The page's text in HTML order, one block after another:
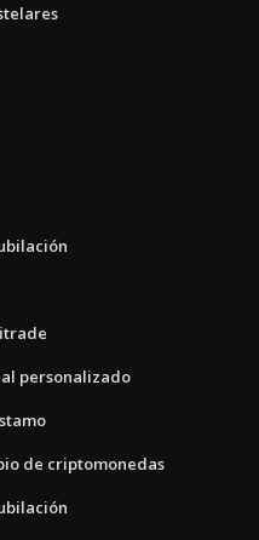
personalizado
de criptomonedas